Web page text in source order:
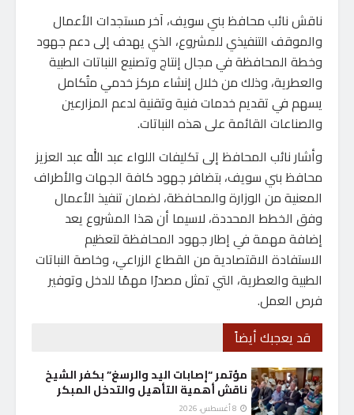
ناقش نائب محافظ بني سويف، آخر مستجدات الأعمال
والموقف التنفيذي للمشروع، الذي يهدف إلى دعم جهود
وخطة المحافظة في مجال إنتاج وتصنيع النباتات الطبية
والعطرية، وذلك من خلال إنشاء مركز خدمي متُكامل
يسهم في تقديم خدمات فنية وتقنية لدعم المزارعين
والصناعات القائمة على هذه النباتات.
وأشار نائب المحافظ إلى تكليفات اللواء عبد الله عبد العزيز
محافظ بني سويف، بتضافر جهود كافة الجهات والأطراف
المعنية من الوزارة والمحافظة، لضمان تنفيذ الأعمال
وفق الخطط المحددة، لاسيما أن هذا المشروع يعد
إضافة مهمة في إطار جهود المحافظة لتعظيم
الاستفادة الاقتصادية من القطاع الزراعي، وخاصة النباتات
الطبية والعطرية، التي تمثل مصدرًا مهمًا للدخل وتوفير
فرص العمل.
قد يعجبك أيضاً
مؤتمر “إصابات اليد والرسغ” بكفر الشيخ
ناقش أهمية التأهيل والتدخل المبكر